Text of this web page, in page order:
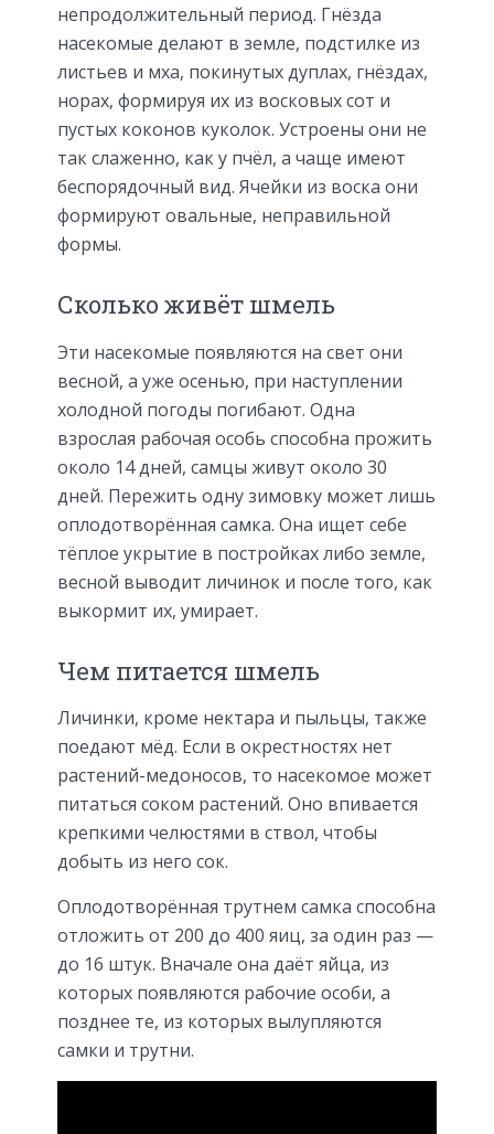
непродолжительный период. Гнёзда
насекомые делают в земле, подстилке из
листьев и мха, покинутых дуплах, гнёздах,
норах, формируя их из восковых сот и
пустых коконов куколок. Устроены они не
так слаженно, как у пчёл, а чаще имеют
беспорядочный вид. Ячейки из воска они
формируют овальные, неправильной
формы.
Сколько живёт шмель
Эти насекомые появляются на свет они
весной, а уже осенью, при наступлении
холодной погоды погибают. Одна
взрослая рабочая особь способна прожить
около 14 дней, самцы живут около 30
дней. Пережить одну зимовку может лишь
оплодотворённая самка. Она ищет себе
тёплое укрытие в постройках либо земле,
весной выводит личинок и после того, как
выкормит их, умирает.
Чем питается шмель
Личинки, кроме нектара и пыльцы, также
поедают мёд. Если в окрестностях нет
растений-медоносов, то насекомое может
питаться соком растений. Оно впивается
крепкими челюстями в ствол, чтобы
добыть из него сок.
Оплодотворённая трутнем самка способна
отложить от 200 до 400 яиц, за один раз —
до 16 штук. Вначале она даёт яйца, из
которых появляются рабочие особи, а
позднее те, из которых вылупляются
самки и трутни.